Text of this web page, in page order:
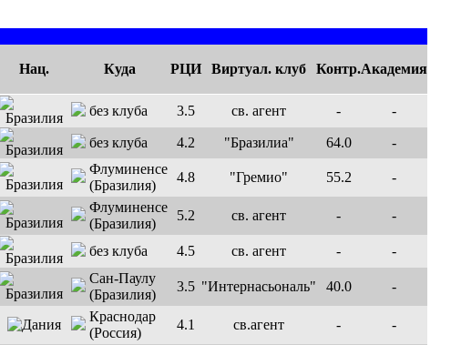
Нац. Куда РЦИ Виртуал. клуб Контр.Академия
без клуба 3.5 св. агент - -
без клуба 4.2 "Бразилиа" 64.0 -
Флуминенсе
(Бразилия)
4.8 "Гремио" 55.2 -
Флуминенсе
(Бразилия)
5.2 св. агент - -
без клуба 4.5 св. агент - -
Сан-Паулу
(Бразилия)
3.5 "Интернасьональ" 40.0 -
Краснодар
(Россия)
4.1 св.агент - -